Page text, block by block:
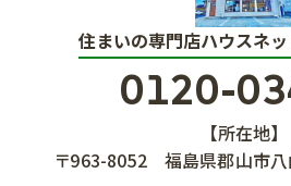
住まいの専門店ハウスネ
0120-
【所在地】
〒963-8052
福島県郡山市